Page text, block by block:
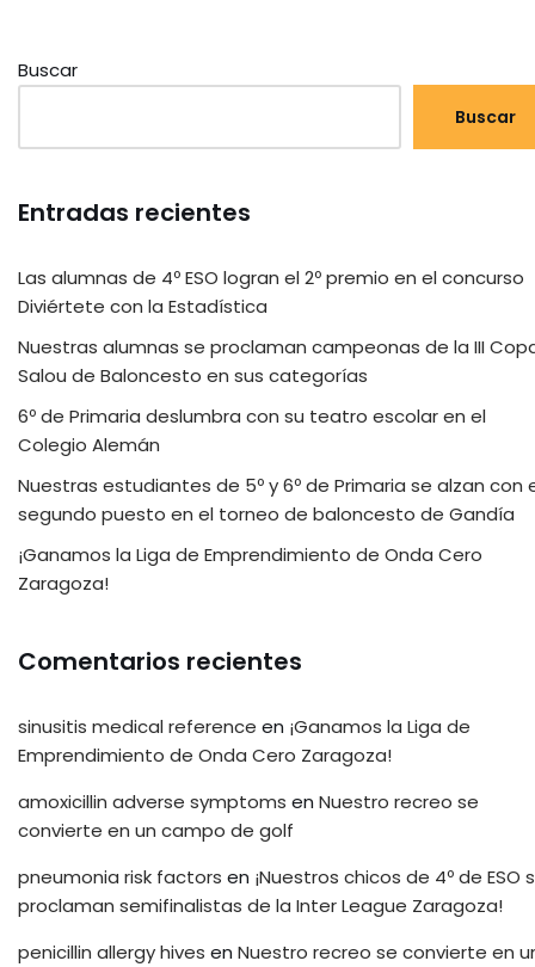
Buscar
Buscar
Entradas recientes
Las alumnas de 4º ESO logran el 2º premio en el concurso
Diviértete con la Estadística
Nuestras alumnas se proclaman campeonas de la III
Salou de Baloncesto en sus categorías
6º de Primaria deslumbra con su teatro escolar en el
Colegio Alemán
Nuestras estudiantes de 5º y 6º de Primaria se alzan con
segundo puesto en el torneo de baloncesto de Gandía
¡Ganamos la Liga de Emprendimiento de Onda Cero
Zaragoza!
Comentarios recientes
sinusitis medical reference en ¡Ganamos la Liga de
Emprendimiento de Onda Cero Zaragoza!
amoxicillin adverse symptoms en Nuestro recreo se
convierte en un campo de golf
pneumonia risk factors en ¡Nuestros chicos de 4º de ESO
proclaman semifinalistas de la Inter League Zaragoza!
penicillin allergy hives en Nuestro recreo se convierte en